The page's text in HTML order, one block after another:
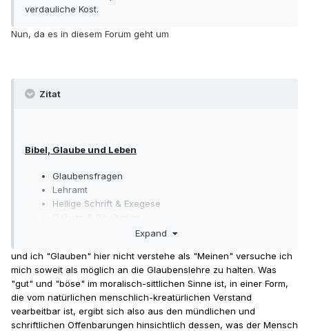
verdauliche Kost.
Nun, da es in diesem Forum geht um
Zitat
Bibel, Glaube und Leben
Glaubensfragen
Lehramt
Heilige Schrift & Exegese
Expand
und ich "Glauben" hier nicht verstehe als "Meinen" versuche ich
mich soweit als möglich an die Glaubenslehre zu halten. Was
"gut" und "böse" im moralisch-sittlichen Sinne ist, in einer Form,
die vom natürlichen menschlich-kreatürlichen Verstand
vearbeitbar ist, ergibt sich also aus den mündlichen und
schriftlichen Offenbarungen hinsichtlich dessen, was der Mensch